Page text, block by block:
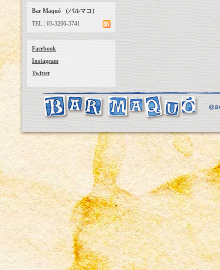
Bar Maquó （バルマコ）
TEL : 03-3266-5741
Facebook
Instagram
Twitter